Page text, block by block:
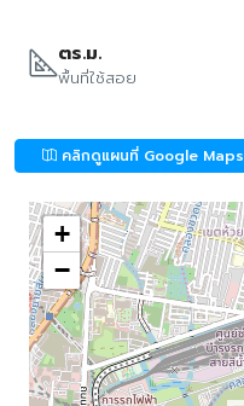
ตร.ม.
พื้นที่ใช้สอย
คลิกดูแผนที่ Google Maps
+
−